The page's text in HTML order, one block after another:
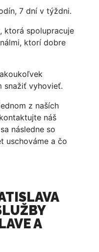
7 dní v týždni.
ktorá spolupracuje
ktorí dobre
snažiť vyhovieť.
z naších
náš
následne so
uschováme a čo
A